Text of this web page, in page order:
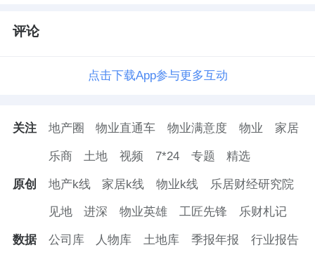
评论
点击下载App参与更多互动
关注 地产圈 物业直通车 物业满意度 物业 家居
乐商 土地 视频 7*24 专题 精选
原创 地产k线 家居k线 物业k线 乐居财经研究院
见地 进深 物业英雄 工匠先锋 乐财札记
数据 公司库 人物库 土地库 季报年报 行业报告